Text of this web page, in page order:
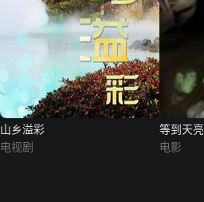
山乡溢彩
电视剧
等到天亮
电影